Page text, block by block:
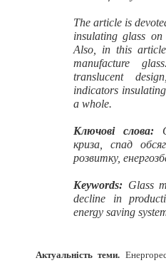
The article is
insulating glass
Also, in this
manufacture
translucent
indicators
a whole.
Ключові слова:
криза, спад
розвитку,
Keywords: Glass
decline in
energy saving
Актуальність теми.